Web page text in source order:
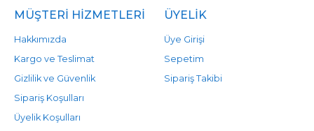
MÜŞTERI HIZMETLERI
Hakkımızda
Kargo ve Teslimat
Gizlilik ve Güvenlik
Sipariş Koşulları
Üyelik Koşulları
ÜYELIK
Üye Girişi
Sepetim
Sipariş Takibi